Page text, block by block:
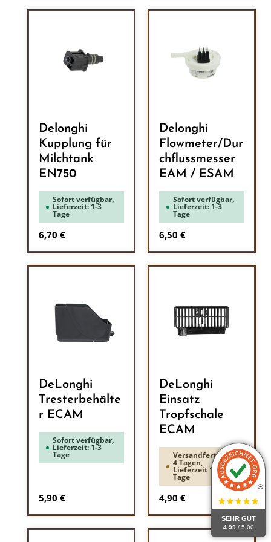
SEHR GUT
4.99 / 5.00
Delonghi
Kupplung für
Milchtank
EN750
Sofort verfügbar,
Lieferzeit: 1-3
Tage
Regulärer Preis:
6,70 €
Delonghi
Flowmeter/Dur
chflussmesser
EAM / ESAM
Sofort verfügbar,
Lieferzeit: 1-3
Tage
Regulärer Preis:
6,50 €
DeLonghi
Tresterbehälte
r ECAM
Sofort verfügbar,
Lieferzeit: 1-3
Tage
Regulärer Preis:
5,90 €
DeLonghi
Einsatz
Tropfschale
ECAM
Versandfertig in
4 Tagen,
Lieferzeit 1-3
Tage
Regulärer Preis:
4,90 €